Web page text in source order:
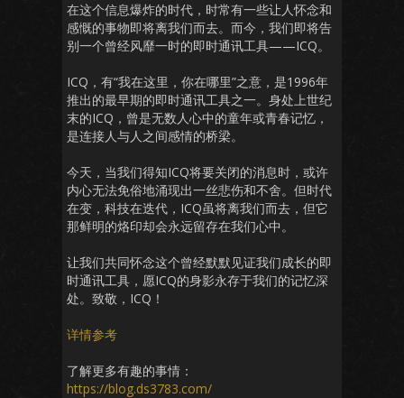
在这个信息爆炸的时代，时常有一些让人怀念和
感慨的事物即将离我们而去。而今，我们即将告
别一个曾经风靡一时的即时通讯工具——ICQ。
ICQ，有“我在这里，你在哪里”之意，是1996年
推出的最早期的即时通讯工具之一。身处上世纪
末的ICQ，曾是无数人心中的童年或青春记忆，
是连接人与人之间感情的桥梁。
今天，当我们得知ICQ将要关闭的消息时，或许
内心无法免俗地涌现出一丝悲伤和不舍。但时代
在变，科技在迭代，ICQ虽将离我们而去，但它
那鲜明的烙印却会永远留存在我们心中。
让我们共同怀念这个曾经默默见证我们成长的即
时通讯工具，愿ICQ的身影永存于我们的记忆深
处。致敬，ICQ！
详情参考
了解更多有趣的事情：
https://blog.ds3783.com/